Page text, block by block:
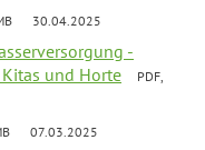
30.04.2025
-
und Horte
PDF,
07.03.2025